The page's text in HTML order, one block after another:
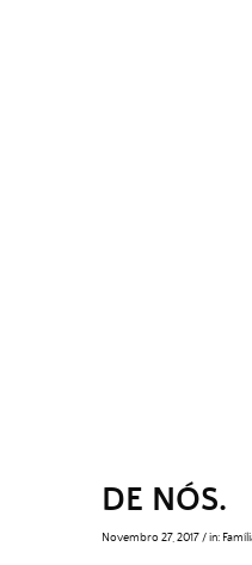
DE NÓS.
Novembro 27, 2017/in: